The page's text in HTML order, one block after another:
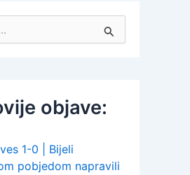
objave:
1-0 | Bijeli
pobjedom napravili